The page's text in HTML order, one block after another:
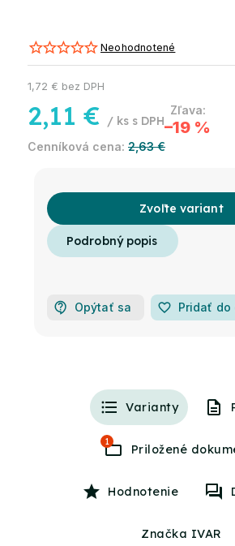
Neohodnotené
2,63 €
–19 %
2,11 € / ks
1,72 € bez DPH
Zvoľte variant
Opýtať sa favorite_border Pridať do
Varianty
1
Hodnotenie
Značka IVAR